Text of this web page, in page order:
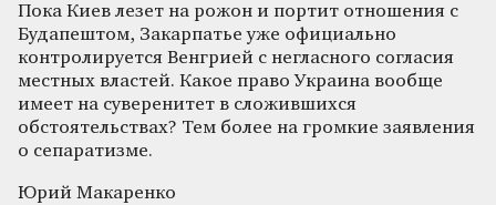
Пока Киев лезет на рожон и портит отношения с
Будапештом, Закарпатье уже официально
контролируется Венгрией с негласного согласия
местных властей. Какое право Украина вообще
имеет на суверенитет в сложившихся
обстоятельствах? Тем более на громкие заявления
о сепаратизме.
Юрий Макаренко